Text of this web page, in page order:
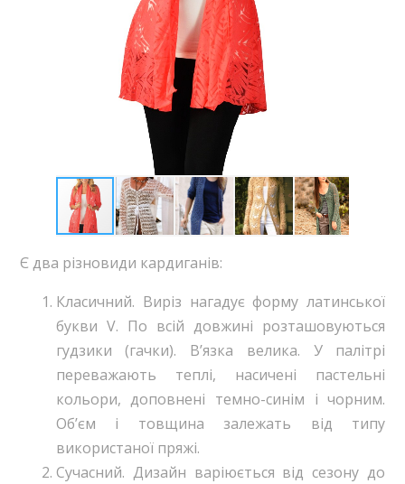
Є два різновиди кардиганів:
Класичний. Виріз нагадує форму латинської
букви V. По всій довжині розташовуються
гудзики (гачки). В’язка велика. У палітрі
переважають теплі, насичені пастельні
кольори, доповнені темно-синім і чорним.
Об’єм і товщина залежать від типу
використаної пряжі.
Сучасний. Дизайн варіюється від сезону до